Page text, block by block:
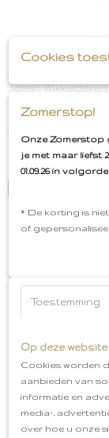
Jollein
Jollein
€ 39,99
Op voorraad
Lieve,
betalen via I-
Cookies
Zomerstop!
Onze Zomerstop
je met maar liefst
01.09.26 in
* De korting is
of
Toestemming
Op deze
Cookies worden
aanbieden van
informatie en
media-,
over hoe u onze